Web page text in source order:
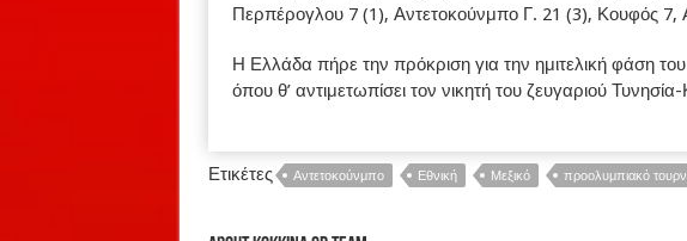
Περπέρογλου 7 (1), Αντετοκούνμπο Γ. 21 (3), Κουφός 7,
Η Ελλάδα πήρε την πρόκριση για την ημιτελική φάση
όπου θ’ αντιμετωπίσει τον νικητή του ζευγαριού
Ετικέτες Αντετοκούνμπο Εθνική Μεξικό προολυμπιακό